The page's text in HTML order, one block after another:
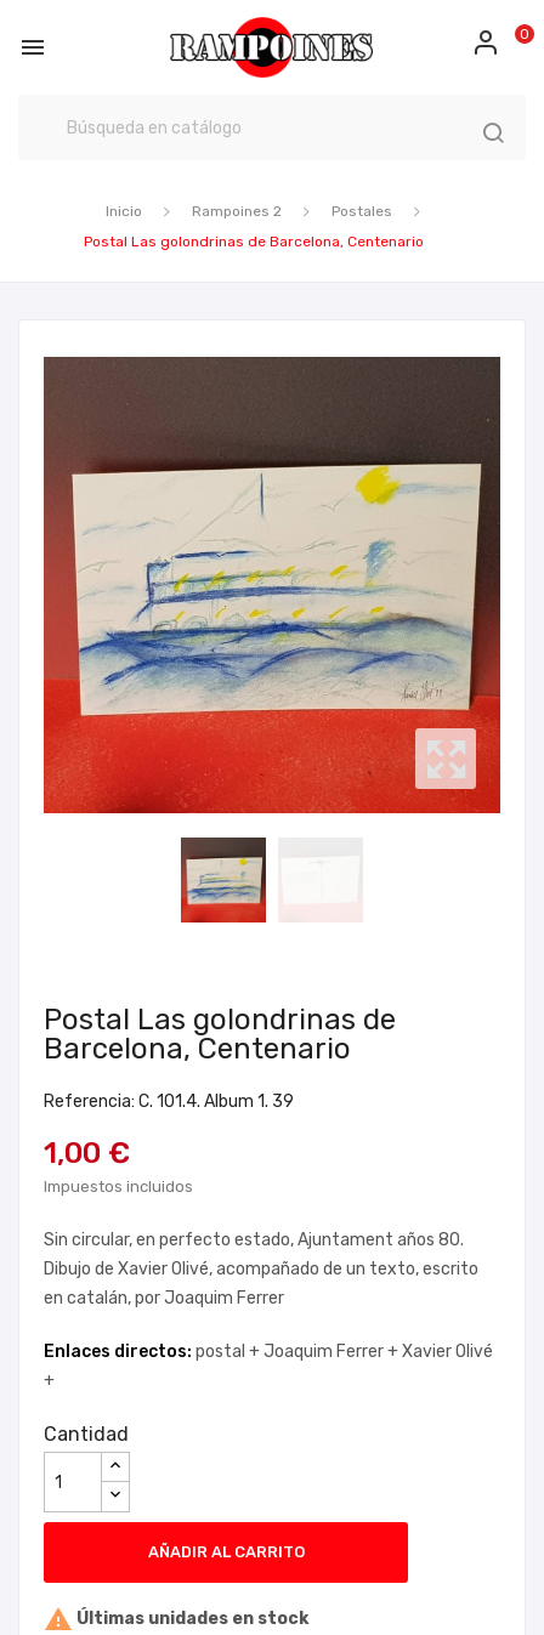
 0
Inicio Rampoines 2
Postales
Postal Las golondrinas de Barcelona, Centenario
Postal Las golondrinas de
Barcelona, Centenario
Referencia: C. 101.4. Album 1. 39
1,00 €
Impuestos incluidos
Sin circular, en perfecto estado, Ajuntament años 80.
Dibujo de Xavier Olivé, acompañado de un texto, escrito
en catalán, por Joaquim Ferrer
Enlaces directos: postal +Joaquim Ferrer +Xavier Olivé
+
Cantidad
AÑADIR AL CARRITO
 Últimas unidades en stock